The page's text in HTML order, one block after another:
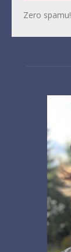
Zero spamu!